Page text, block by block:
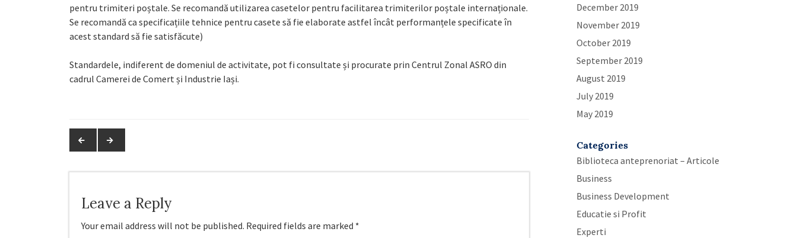
pentru trimiteri poștale. Se recomandă utilizarea casetelor pentru facilitarea trimiterilor poștale internaționale.
Se recomandă ca specificațiile tehnice pentru casete să fie elaborate astfel încât performanțele specificate în
acest standard să fie satisfăcute)
Standardele, indiferent de domeniul de activitate, pot fi consultate și procurate prin Centrul Zonal ASRO din
cadrul Camerei de Comert și Industrie Iași.
Leave a Reply
Your email address will not be published. Required fields are marked *
December 2019
November 2019
October 2019
September 2019
August 2019
July 2019
May 2019
Categories
Biblioteca anteprenoriat – Articole
Business
Business Development
Educatie si Profit
Experti